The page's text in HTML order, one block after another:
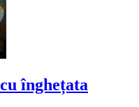
înghețata